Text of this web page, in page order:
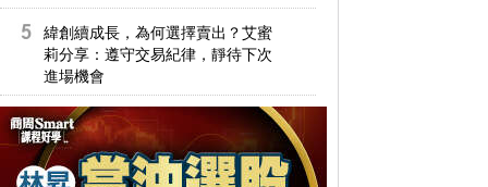
緯創續成長，為何選擇賣出？艾蜜
莉分享：遵守交易紀律，靜待下次
進場機會